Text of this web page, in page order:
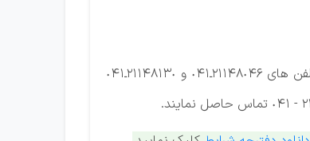
ﺟﻬﺖ ﻛﺴﺐ اﻃﻼﻋﺎت ﺑﻴﺸﺘﺮ داوﻃﻠﺒﺎن میﺗﻮاﻧﻨﺪ در ﻃﻮل اﻳﺎم ﻫﻔﺘﻪ ﺑﻪ ﻏﻴﺮ از اﻳﺎم ﺗﻌﻄﻴﻞ و در ﺳﺎﻋﺎت اداری ﺑﺎ ﺷــﻤﺎره ﺗﻠﻔﻦ ﻫﺎی ٢١١٤٨٠٤٦ـ٠٤١ و ٢١١٤٨١٣٠ـ٠٤١